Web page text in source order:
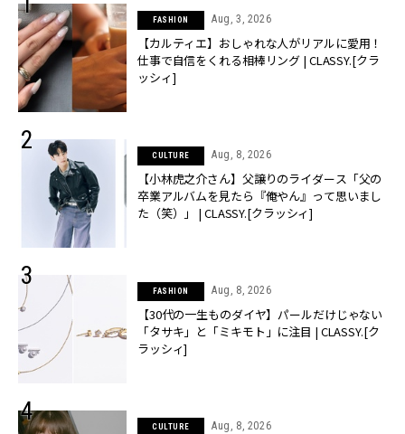
FASHION Aug, 3, 2026
【カルティエ】おしゃれな人がリアルに愛用！
仕事で自信をくれる相棒リング | CLASSY.[クラ
ッシィ]
CULTURE Aug, 8, 2026
【小林虎之介さん】父譲りのライダース「父の
卒業アルバムを見たら『俺やん』って思いまし
た（笑）」 | CLASSY.[クラッシィ]
FASHION Aug, 8, 2026
【30代の一生ものダイヤ】パールだけじゃない
「タサキ」と「ミキモト」に注目 | CLASSY.[ク
ラッシィ]
CULTURE Aug, 8, 2026